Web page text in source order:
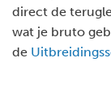
direct de
wat je bruto
de